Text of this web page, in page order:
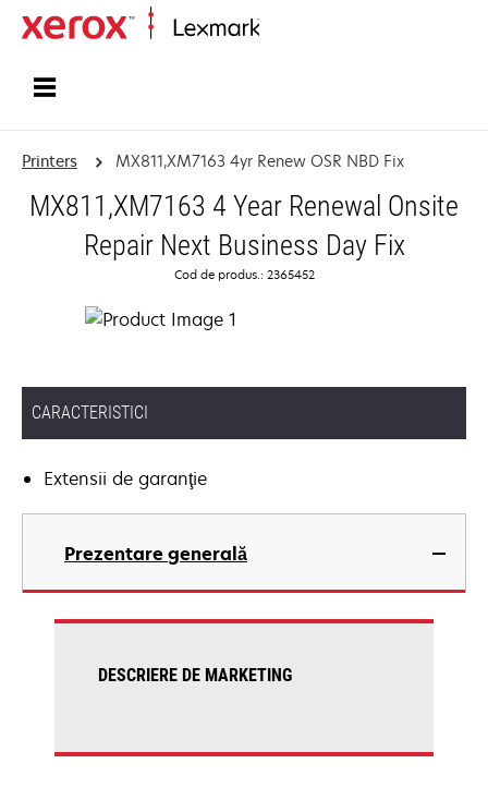
Printers MX811,XM7163 4yr Renew OSR NBD Fix
MX811,XM7163 4 Year Renewal Onsite
Repair Next Business Day Fix
Cod de produs.: 2365452
CARACTERISTICI
Extensii de garanţie
Prezentare generală
DESCRIERE DE MARKETING